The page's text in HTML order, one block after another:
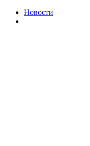
Новости